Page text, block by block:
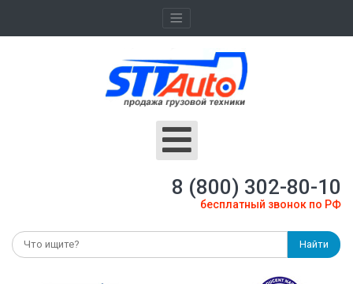
8 (800) 302-80-10
бесплатный звонок по РФ
Найти